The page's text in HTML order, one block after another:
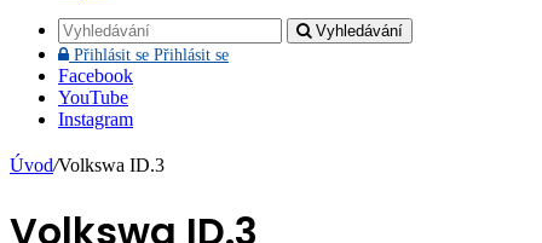
Vyhledávání
Přihlásit se Přihlásit se
Facebook
YouTube
Instagram
Úvod/Volkswa ID.3
Volkswa ID.3